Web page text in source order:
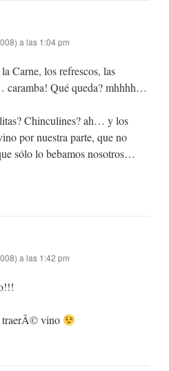
a las 1:04 pm
Carne, los refrescos, las
caramba! Qué queda? mhhhh…
Chinculines? ah… y los
por nuestra parte, que no
sólo lo bebamos nosotros…
a las 1:42 pm
vino